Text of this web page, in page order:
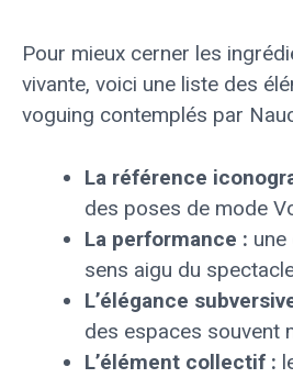
Pour mieux cerner les
vivante, voici une liste des
voguing contemplés par
La référence
des poses de mode
La performance :
sens aigu du
L’élégance
des espaces souvent
L’élément collectif :